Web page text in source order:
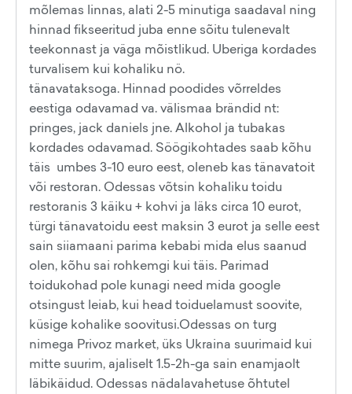
mõlemas linnas, alati 2-5 minutiga saadaval ning
hinnad fikseeritud juba enne sõitu tulenevalt
teekonnast ja väga mõistlikud. Uberiga kordades
turvalisem kui kohaliku nö.
tänavataksoga. Hinnad poodides võrreldes
eestiga odavamad va. välismaa brändid nt:
pringes, jack daniels jne. Alkohol ja tubakas
kordades odavamad. Söögikohtades saab kõhu
täis umbes 3-10 euro eest, oleneb kas tänavatoit
või restoran. Odessas võtsin kohaliku toidu
restoranis 3 käiku + kohvi ja läks circa 10 eurot,
türgi tänavatoidu eest maksin 3 eurot ja selle eest
sain siiamaani parima kebabi mida elus saanud
olen, kõhu sai rohkemgi kui täis. Parimad
toidukohad pole kunagi need mida google
otsingust leiab, kui head toiduelamust soovite,
küsige kohalike soovitusi.Odessas on turg
nimega Privoz market, üks Ukraina suurimaid kui
mitte suurim, ajaliselt 1.5-2h-ga sain enamjaolt
läbikäidud. Odessas nädalavahetuse õhtutel